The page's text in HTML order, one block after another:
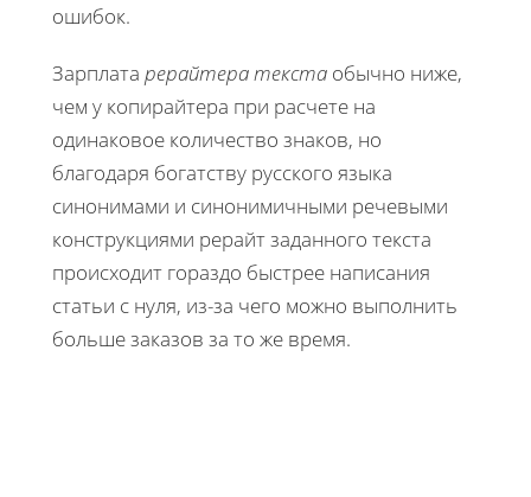
ошибок.
Зарплата рерайтера текста обычно ниже,
чем у копирайтера при расчете на
одинаковое количество знаков, но
благодаря богатству русского языка
синонимами и синонимичными речевыми
конструкциями рерайт заданного текста
происходит гораздо быстрее написания
статьи с нуля, из-за чего можно выполнить
больше заказов за то же время.